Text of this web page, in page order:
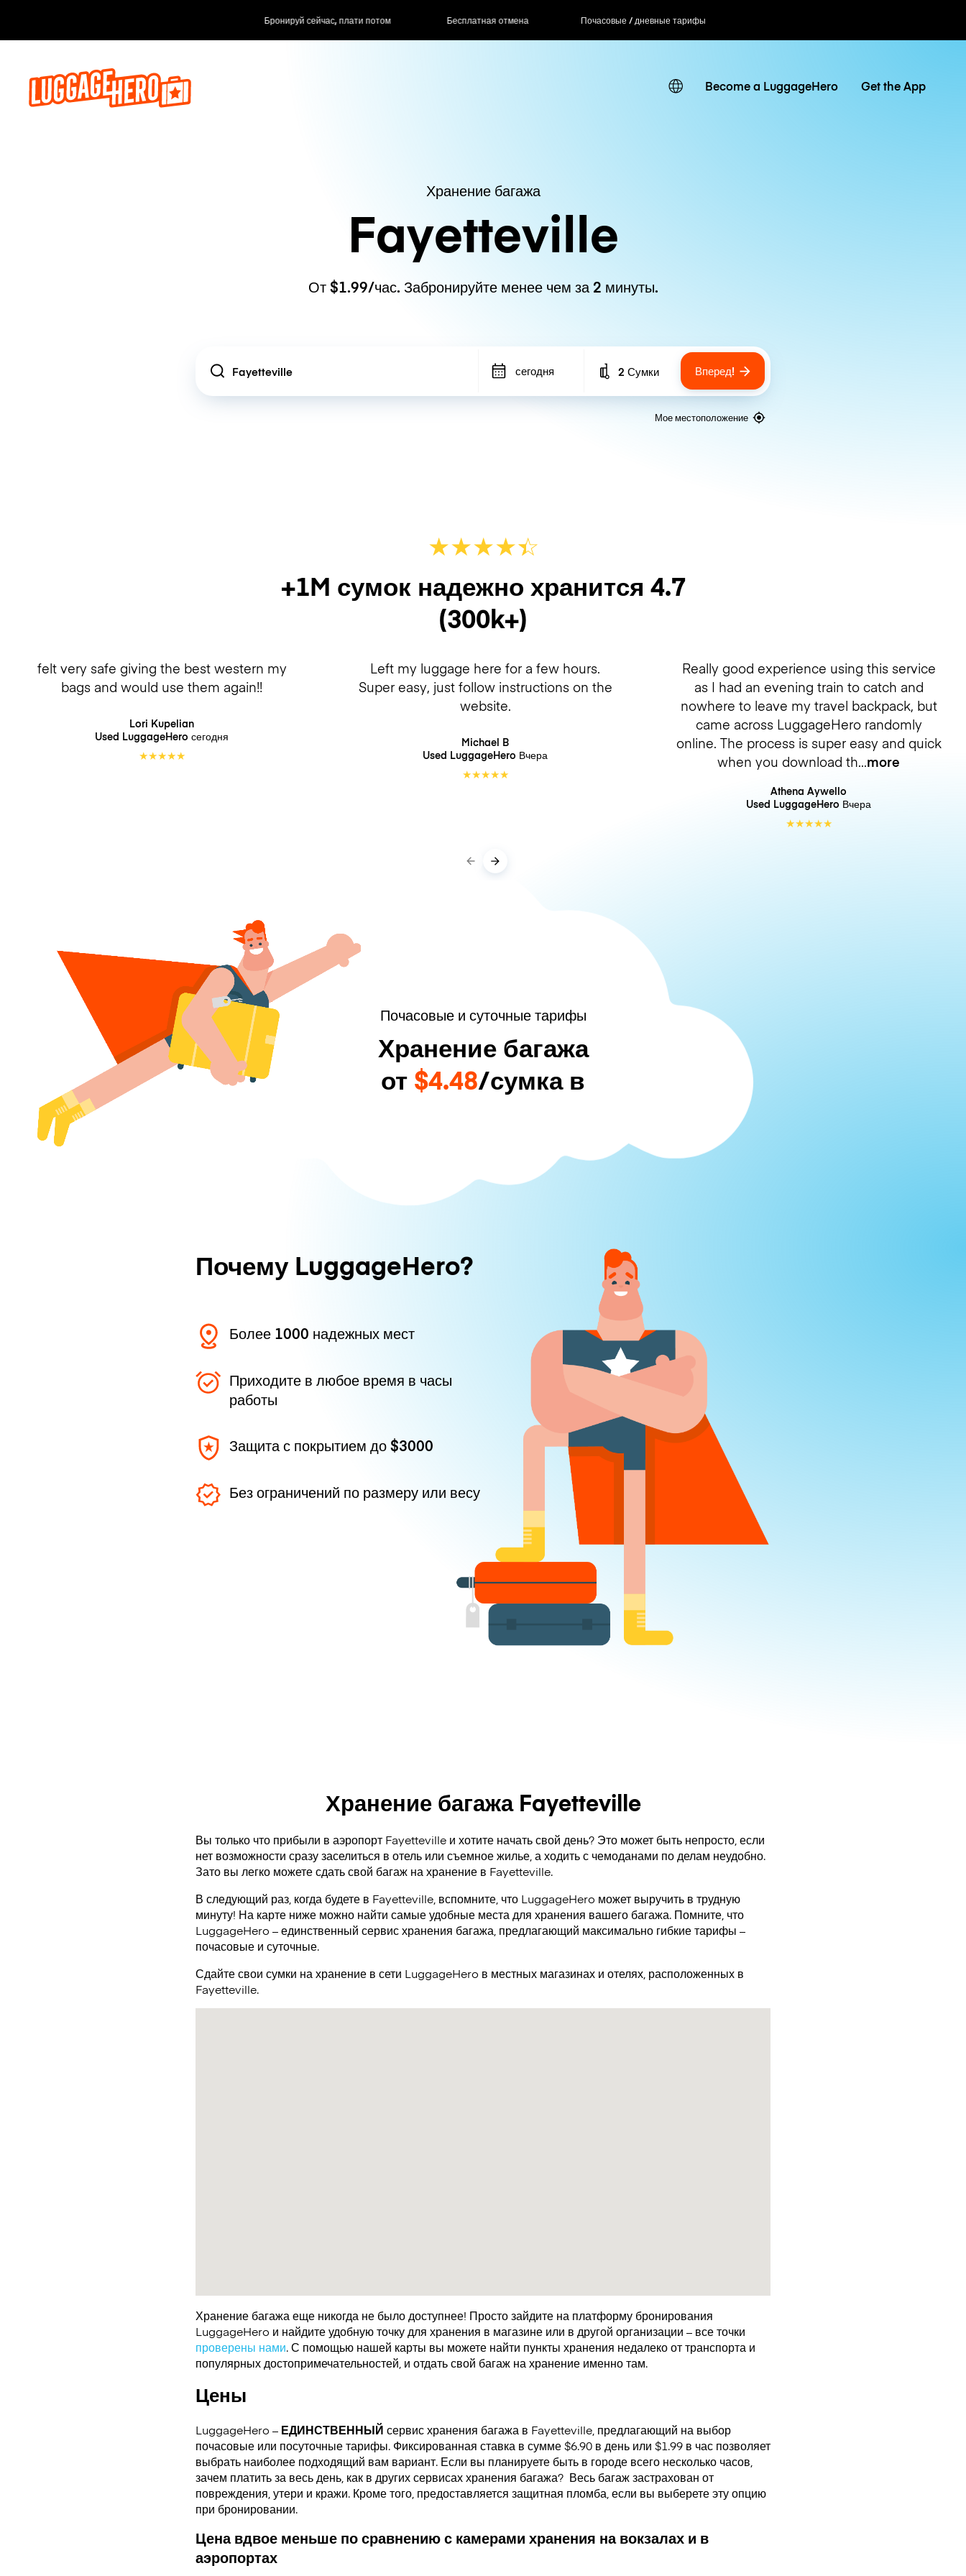
Бронируй сейчас, плати потом Бесплатная отмена Почасовые / дневные тарифы
Become a LuggageHero Get the App
Хранение багажа
Fayetteville
От $1.99/час. Забронируйте менее чем за 2 минуты.
Location сегодня Number of bags
2 Сумки Вперед!
Мое местоположение
★★★★☆
★
+1M сумок надежно хранится 4.7
(300k+)
felt very safe giving the best western my
bags and would use them again!!
Lori Kupelian
Used LuggageHero сегодня
★★★★★
Left my luggage here for a few hours.
Super easy, just follow instructions on the
website.
Michael B
Used LuggageHero Вчера
★★★★★
Really good experience using this service
as I had an evening train to catch and
nowhere to leave my travel backpack, but
came across LuggageHero randomly
online. The process is super easy and quick
when you download th more
Athena Aywello
Used LuggageHero Вчера
★★★★★
Почасовые и суточные тарифы
Хранение багажа
от $4.48/сумка в
Почему LuggageHero?
Более 1000 надежных мест
Приходите в любое время в часы
работы
Защита с покрытием до$3000
Без ограничений по размеру или весу
Хранение багажа Fayetteville
Вы только что прибыли в аэропорт Fayetteville и хотите начать свой день? Это может быть непросто, если
нет возможности сразу заселиться в отель или съемное жилье, а ходить с чемоданами по делам неудобно.
Зато вы легко можете сдать свой багаж на хранение в Fayetteville.
В следующий раз, когда будете в Fayetteville, вспомните, что LuggageHero может выручить в трудную
минуту! На карте ниже можно найти самые удобные места для хранения вашего багажа. Помните, что
LuggageHero – единственный сервис хранения багажа, предлагающий максимально гибкие тарифы –
почасовые и суточные.
Сдайте свои сумки на хранение в сети LuggageHero в местных магазинах и отелях, расположенных в
Fayetteville.
Хранение багажа еще никогда не было доступнее! Просто зайдите на платформу бронирования
LuggageHero и найдите удобную точку для хранения в магазине или в другой организации – все точки
проверены нами. С помощью нашей карты вы можете найти пункты хранения недалеко от транспорта и
популярных достопримечательностей, и отдать свой багаж на хранение именно там.
Цены
LuggageHero – ЕДИНСТВЕННЫЙ сервис хранения багажа в Fayetteville, предлагающий на выбор
почасовые или посуточные тарифы. Фиксированная ставка в сумме $6.90 в день или $1.99 в час позволяет
выбрать наиболее подходящий вам вариант. Если вы планируете быть в городе всего несколько часов,
зачем платить за весь день, как в других сервисах хранения багажа? Весь багаж застрахован от
повреждения, утери и кражи. Кроме того, предоставляется защитная пломба, если вы выберете эту опцию
при бронировании.
Цена вдвое меньше по сравнению с камерами хранения на вокзалах и в
аэропортах